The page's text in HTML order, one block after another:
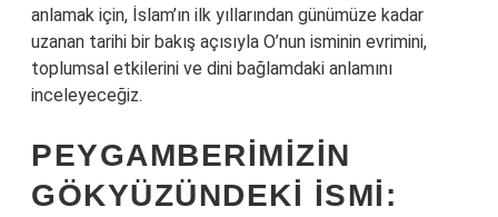
anlamak için, İslam’ın ilk yıllarından günümüze kadar
uzanan tarihi bir bakış açısıyla O’nun isminin evrimini,
toplumsal etkilerini ve dini bağlamdaki anlamını
inceleyeceğiz.
PEYGAMBERIMIZIN
GÖKYÜZÜNDEKI İSMI: